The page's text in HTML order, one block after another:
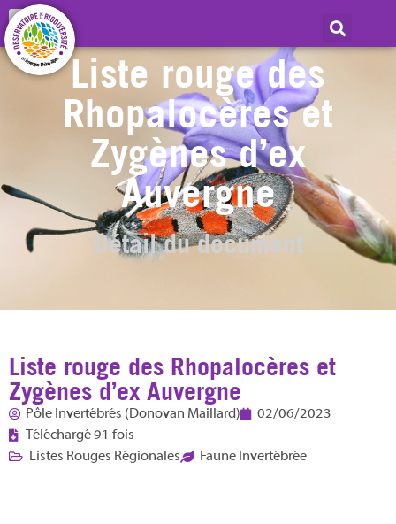
Liste rouge des
Rhopalocères et
Zygènes d’ex
Auvergne
Détail du document
Liste rouge des Rhopalocères et
Zygènes d’ex Auvergne
Pôle Invertébrés (Donovan Maillard)
02/06/2023
Téléchargé 91 fois
Listes Rouges Régionales
Faune Invertébrée